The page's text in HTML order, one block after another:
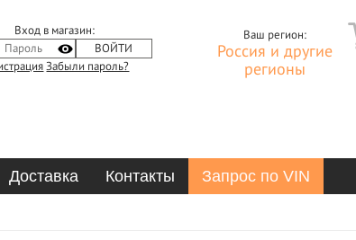
Вход в магазин:
Забыли пароль?
Ваш регион:
Россия и другие
регионы
Доставка Контакты Запрос по VIN